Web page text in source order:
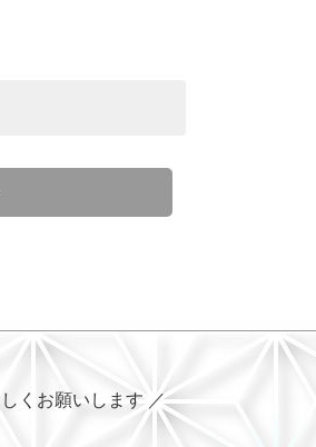
くお願いします ／